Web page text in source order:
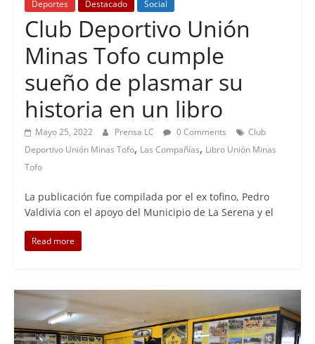
Deportes Destacado Social
Club Deportivo Unión
Minas Tofo cumple
sueño de plasmar su
historia en un libro
Mayo 25, 2022 Prensa LC 0 Comments
Club
Deportivo Unión Minas Tofo, Las Compañías, Libro Unión Minas
Tofo
La publicación fue compilada por el ex tofino, Pedro
Valdivia con el apoyo del Municipio de La Serena y el
Read more